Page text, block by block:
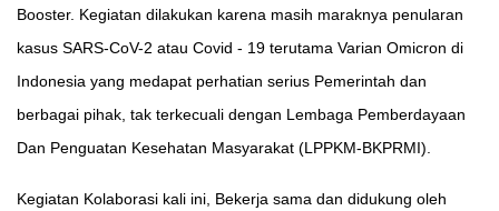
Booster. Kegiatan dilakukan karena masih maraknya penularan
kasus SARS-CoV-2 atau Covid - 19 terutama Varian Omicron di
Indonesia yang medapat perhatian serius Pemerintah dan
berbagai pihak, tak terkecuali dengan Lembaga Pemberdayaan
Dan Penguatan Kesehatan Masyarakat (LPPKM-BKPRMI).
Kegiatan Kolaborasi kali ini, Bekerja sama dan didukung oleh